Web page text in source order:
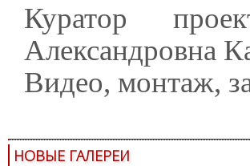
Куратор
Александровна
Видео, монтаж,
НОВЫЕ ГАЛЕРЕИ